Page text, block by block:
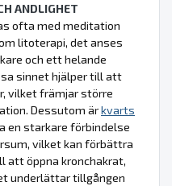
ANDLIGHET
ofta med meditation
litoterapi, det anses
och ett helande
sinnet hjälper till att
vilket främjar större
Dessutom ärkvarts
en starkare förbindelse
vilket kan förbättra
att öppna kronchakrat,
underlättar tillgången